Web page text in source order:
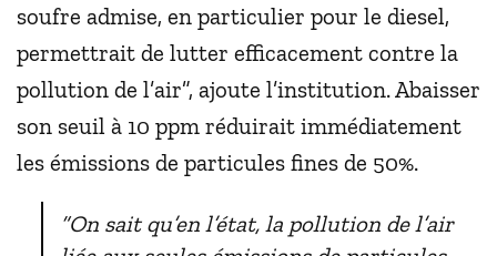
soufre admise, en particulier pour le diesel,
permettrait de lutter efficacement contre la
pollution de l’air”, ajoute l’institution. Abaisser
son seuil à 10 ppm réduirait immédiatement
les émissions de particules fines de 50%.
“On sait qu’en l’état, la pollution de l’air